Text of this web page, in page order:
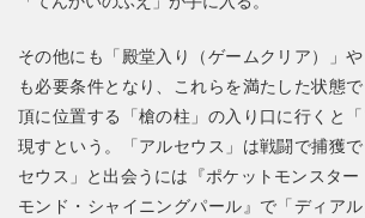
その他にも「殿堂入り（ゲームクリア）」
も必要条件となり、これらを満たした状態
頂に位置する「槍の柱」の入り口に行くと
現すという。「アルセウス」は戦闘で捕獲
セウス」と出会うには『ポケットモンスタ
モンド・シャイニングパール』で「ディア